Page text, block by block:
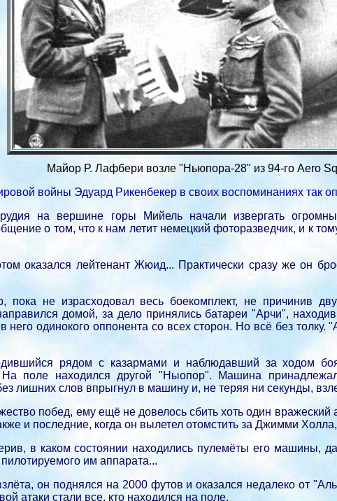
Майор Р. Лафбери возле "Ньюпора-28" из 94-го Aero
войны Эдуард Рикенбекер в своих воспоминаниях так
на вершине горы Мийель начали извергать
о том, что к нам летит немецкий фоторазведчик, и к
оказался лейтенант Жюид... Практически сразу же он
не израсходовал весь боекомплект, не причинив
домой, за дело принялись батареи "Арчи",
него одинокого оппонента со всех сторон. Но всё без
рядом с казармами и наблюдавший за ходом
поле находился другой "Ныопор". Машина
лишних слов впрыгнул в машину и, не теряя ни секунды,
побед, ему ещё не довелось сбить хоть один
и последние, когда он вылетел отомстить за Джимми
в каком состоянии находились пулемёты его машины,
им аппарата...
он поднялся на 2000 футов и оказался недалеко от
атаки стали все, кто находился на поле.